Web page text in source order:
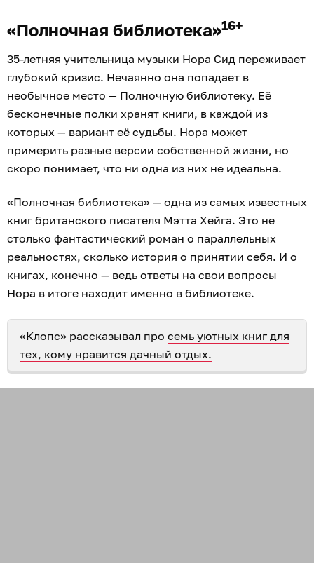
«Полночная библиотека»16+
35-летняя учительница музыки Нора Сид переживает
глубокий кризис. Нечаянно она попадает в
необычное место — Полночную библиотеку. Её
бесконечные полки хранят книги, в каждой из
которых — вариант её судьбы. Нора может
примерить разные версии собственной жизни, но
скоро понимает, что ни одна из них не идеальна.
«Полночная библиотека» — одна из самых известных
книг британского писателя Мэтта Хейга. Это не
столько фантастический роман о параллельных
реальностях, сколько история о принятии себя. И о
книгах, конечно — ведь ответы на свои вопросы
Нора в итоге находит именно в библиотеке.
«Клопс» рассказывал про семь уютных книг для
тех, кому нравится дачный отдых.